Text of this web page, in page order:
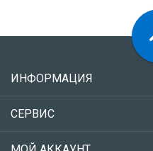
ИНФОРМАЦИЯ
СЕРВИС